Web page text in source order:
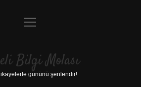
Anasayfa
Yasal Uyarı
menüyü
Bilgi Molası
gününü şenlendir!